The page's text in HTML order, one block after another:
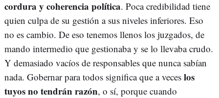
cordura y coherencia política. Poca credibilidad tiene
quien culpa de su gestión a sus niveles inferiores. Eso
no es cambio. De eso tenemos llenos los juzgados, de
mando intermedio que gestionaba y se lo llevaba crudo.
Y demasiado vacíos de responsables que nunca sabían
nada. Gobernar para todos significa que a veces los
tuyos no tendrán razón, o sí, porque cuando